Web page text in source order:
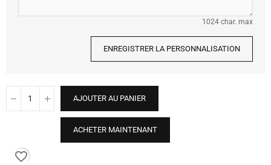
1024 char. max
ENREGISTRER LA PERSONNALISATION
AJOUTER AU PANIER
ACHETER MAINTENANT
favorite_border